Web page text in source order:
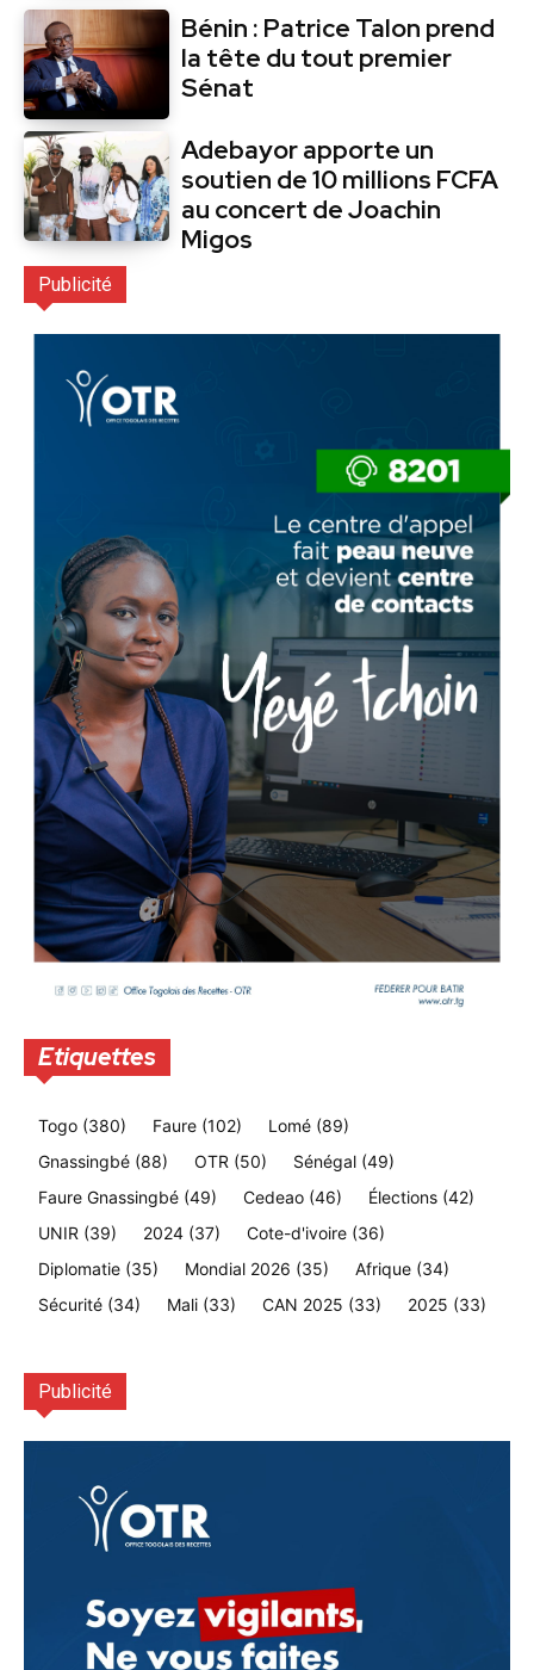
Bénin : Patrice Talon prend
la tête du tout premier
Sénat
Adebayor apporte un
soutien de 10 millions FCFA
au concert de Joachin
Migos
Publicité
Etiquettes
Togo (380) Faure (102) Lomé (89)
Gnassingbé (88) OTR (50) Sénégal (49)
Faure Gnassingbé (49) Cedeao (46) Élections (42)
UNIR (39) 2024 (37) Cote-d'ivoire (36)
Diplomatie (35) Mondial 2026 (35) Afrique (34)
Sécurité (34) Mali (33) CAN 2025 (33) 2025 (33)
Publicité